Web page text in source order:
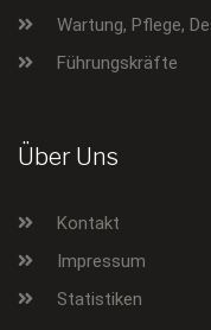
Wartung, Pflege,
Führungskräfte
Über Uns
Kontakt
Impressum
Statistiken